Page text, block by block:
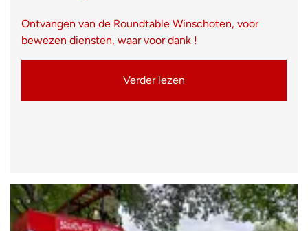
Ontvangen van de Roundtable Winschoten, voor
bewezen diensten, waar voor dank !
Verder lezen